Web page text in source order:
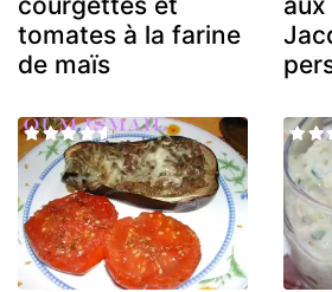
tomates à la farine
de maïs